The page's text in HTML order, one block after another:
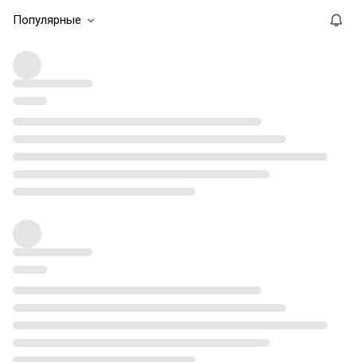
Популярные